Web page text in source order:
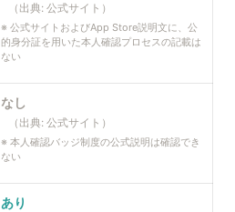
（出典: 公式サイト ）
※ 公式サイトおよびApp Store説明文に、公
的身分証を用いた本人確認プロセスの記載は
ない
なし
（出典: 公式サイト ）
※ 本人確認バッジ制度の公式説明は確認でき
ない
あり